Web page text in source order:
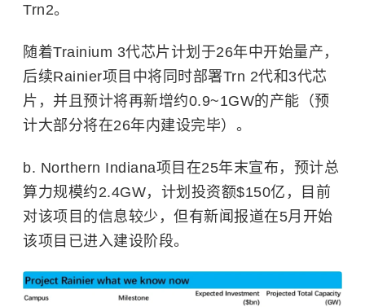
Trn2。
随着Trainium 3代芯片计划于26年中开始量产，
后续Rainier项目中将同时部署Trn 2代和3代芯
片，并且预计将再新增约0.9~1GW的产能（预
计大部分将在26年内建设完毕）。
b. Northern Indiana项目在25年末宣布，预计总
算力规模约2.4GW，计划投资额$150亿，目前
对该项目的信息较少，但有新闻报道在5月开始
该项目已进入建设阶段。